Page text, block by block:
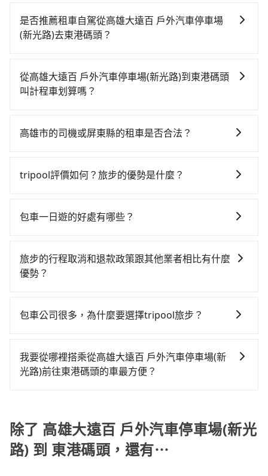
是否推薦租車自駕從高雄大遠百 戶外汽車停車場
(新光路)去東港碼頭？
時不需要閉目養神（因為要自己開車），最重要的是你
當天就要來回，那在高雄路邊可隨租隨借的iRent應該是
大遠百 戶外汽車停車場(新光路)到東港碼頭的花費預估
時40元路邊停車費用預估進去，但額外的汽車保險與可
差的車款，如果人數超過四位，更是沒有較大的七人座
凹的車門仍未被修理，每一次租車都好像在開樂透一
樣。另外，偶爾也會遇到明明已經預約了時間但上一位
小的風險。最後，雖然路邊隨租隨還看似方便，但實際
就顯得非常不便。
從高雄大遠百 戶外汽車停車場(新光路)到東港碼頭
叫計程車划算嗎？
灣大車隊、Uber、Line Taxi、Yoxi等，如果在路邊攔不
計算，價格約為775~900元間。但如果要考慮到回程，
倍。雖然高雄大遠百 戶外汽車停車場(新光路)到東港碼
服務可再更便宜。
高雄市的司機或屏東縣的租車是否合法？
車、私家車或野雞車在招攬生意，這不僅是違法可能被
都無法監控或追查。最好別為了省小錢而冒上不必要的
駕駛執照以及良民證外，車輛一定投保最高300萬乘客
險。最好辨別叫的車是否合法，就看車牌的開頭，只要
tripool評價如何？旅步的優勢是什麼？
定及可靠的，大多數的使用者都給予了高分評價。此
車前一日凌晨6點前取消均可無條件全額退費的承諾，讓
您的旅程能更有彈性及保障。
包車一日遊的好處有哪些？
願和需要來安排行程，其次，包車可以讓您更加深入地
體驗當地文化和風土人情，此外，包車還可以省去您自
自在。
旅步的行程取消和退款政策跟其他業者相比有什麼
優勢？
性的取消政策，以給予乘客更多的保障和方便。只需在
的同時也確保乘客的權益。
包車公司很多，為什麼要選擇tripool旅步？
以依照您行程人數的需求進行選擇。此外，為確保您的
旅途安全無憂，我們的司機都是專業且可靠的職業駕
往市區還是郊區，我們都可以為您提供最佳的旅遊體
驗。所以，如果您正在尋找一家可靠的包車公司，
tripool旅步絕對是您值得信任的不二選擇！
我要從哪裡搭乘從高雄大遠百 戶外汽車停車場(新
光路)前往東港碼頭的車最方便？
得到，我們就保證發車。直接在官網上輸入住家地址、
辦公大樓、飯店民宿、各地車站、機場航廈、甚至風景
區，我們司機都會依照訂單上的資訊依約接送。
除了 高雄大遠百 戶外汽車停車場(新光
路) 到 東港碼頭，還有⋯